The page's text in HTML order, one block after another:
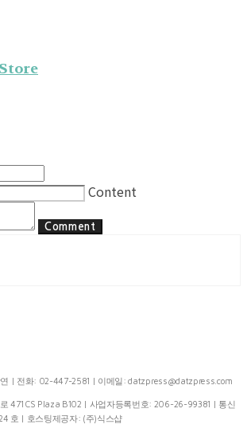
Content
Comment
| 전화: 02-447-2581 | 이메일:datzpress@datzpress.com
471 CS Plaza B102 | 사업자등록번호: 206-26-99381 | 통신
호 | 호스팅제공자: (주)식스샵